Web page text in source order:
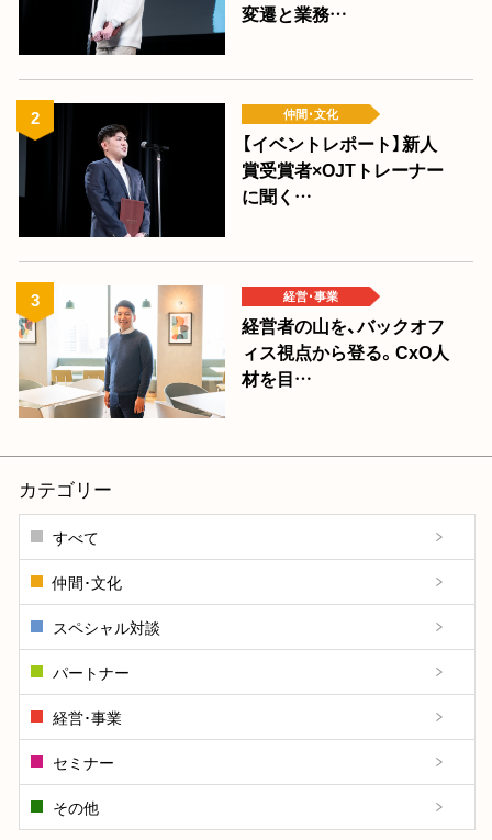
変遷と業務…
仲間･文化
【イベントレポート】新人
賞受賞者×OJTトレーナー
に聞く…
経営･事業
経営者の山を、バックオフ
ィス視点から登る。CxO人
材を目…
カテゴリー
すべて
仲間･文化
スペシャル対談
パートナー
経営･事業
セミナー
その他